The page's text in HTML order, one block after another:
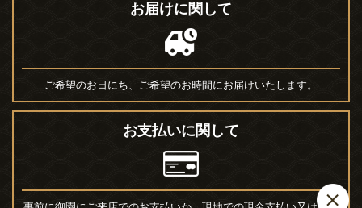
お届けに関して
ご希望のお日にち、ご希望のお時間にお届けいたします。
お支払いに関して